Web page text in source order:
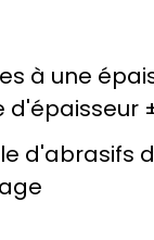
à une
d'abrasifs